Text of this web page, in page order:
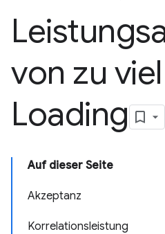
von zu
Loading
Auf dieser Seite
Akzeptanz
Korrelationsleistung